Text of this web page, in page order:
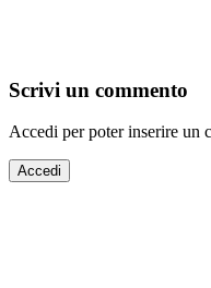
Scrivi un commento
Accedi per poter inserire un
Accedi